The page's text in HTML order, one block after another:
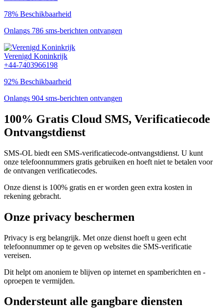
78% Beschikbaarheid
Onlangs 786 sms-berichten ontvangen
Verenigd Koninkrijk
+44-7403966198
92% Beschikbaarheid
Onlangs 904 sms-berichten ontvangen
100% Gratis Cloud SMS, Verificatiecode
Ontvangstdienst
SMS-OL biedt een SMS-verificatiecode-ontvangstdienst. U kunt
onze telefoonnummers gratis gebruiken en hoeft niet te betalen voor
de ontvangen verificatiecodes.
Onze dienst is 100% gratis en er worden geen extra kosten in
rekening gebracht.
Onze privacy beschermen
Privacy is erg belangrijk. Met onze dienst hoeft u geen echt
telefoonnummer op te geven op websites die SMS-verificatie
vereisen.
Dit helpt om anoniem te blijven op internet en spamberichten en -
oproepen te vermijden.
Ondersteunt alle gangbare diensten